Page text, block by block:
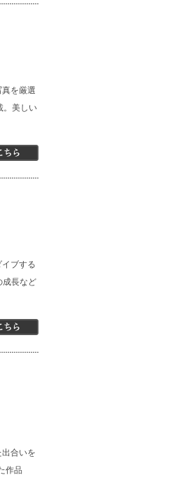
を厳選
。美しい
ブする
成長など
合いを
作品